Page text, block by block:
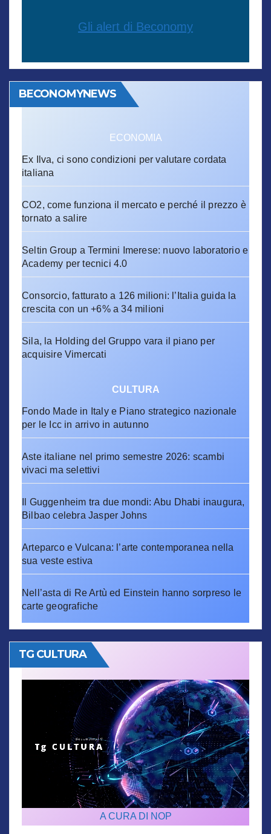
Gli alert di Beconomy
BECONOMYNEWS
ECONOMIA
Ex Ilva, ci sono condizioni per valutare cordata
italiana
CO2, come funziona il mercato e perché il prezzo è
tornato a salire
Seltin Group a Termini Imerese: nuovo laboratorio e
Academy per tecnici 4.0
Consorcio, fatturato a 126 milioni: l’Italia guida la
crescita con un +6% a 34 milioni
Sila, la Holding del Gruppo vara il piano per
acquisire Vimercati
CULTURA
Fondo Made in Italy e Piano strategico nazionale
per le Icc in arrivo in autunno
Aste italiane nel primo semestre 2026: scambi
vivaci ma selettivi
Il Guggenheim tra due mondi: Abu Dhabi inaugura,
Bilbao celebra Jasper Johns
Arteparco e Vulcana: l’arte contemporanea nella
sua veste estiva
Nell’asta di Re Artù ed Einstein hanno sorpreso le
carte geografiche
TG CULTURA
A CURA DI NOP